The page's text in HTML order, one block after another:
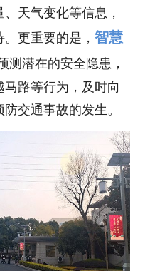
天气变化等信息，
。更重要的是，智慧
测潜在的安全隐患，
路等行为，及时向
交通事故的发生。